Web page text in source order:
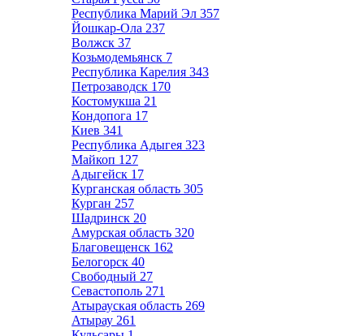
Республика Марий Эл 357
Йошкар-Ола 237
Волжск 37
Козьмодемьянск 7
Республика Карелия 343
Петрозаводск 170
Костомукша 21
Кондопога 17
Киев 341
Республика Адыгея 323
Майкоп 127
Адыгейск 17
Курганская область 305
Курган 257
Шадринск 20
Амурская область 320
Благовещенск 162
Белогорск 40
Свободный 27
Севастополь 271
Атырауская область 269
Атырау 261